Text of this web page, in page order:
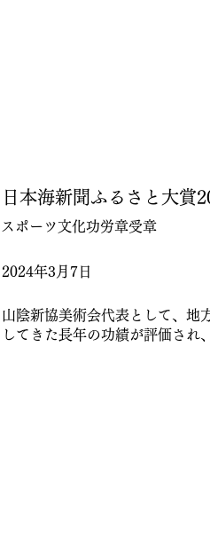
日本海新聞ふるさと大賞
スポーツ文化功労章受章
2024年3月7日
山陰新協美術会代表として、地
してきた長年の功績が評価され